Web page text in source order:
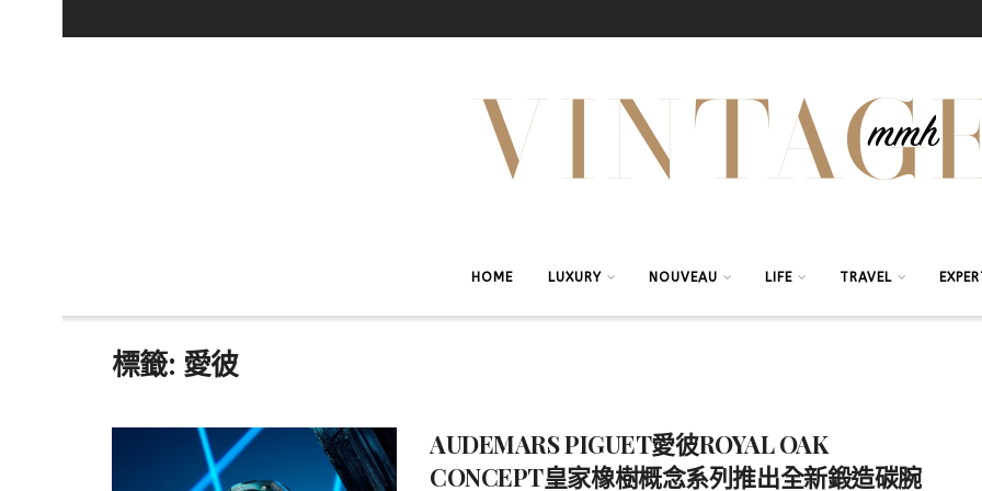
HOME LUXURY NOUVEAU LIFE TRAVEL
標籤: 愛彼
AUDEMARS PIGUET愛彼ROYAL OAK
CONCEPT皇家橡樹概念系列推出全新鍛造碳腕